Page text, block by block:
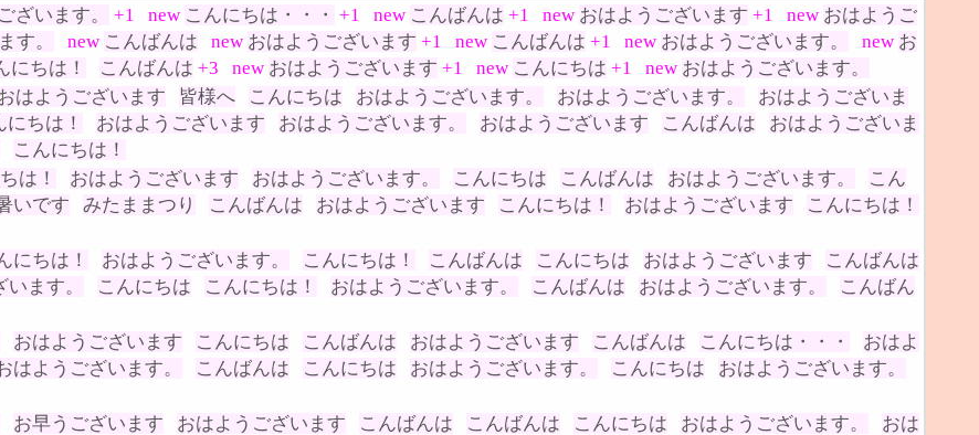
ざいます。 +1 new こんにちは・・・ +1 new こんばんは +1 new おはようございます +1 new おはようご
す。 new こんばんは new おはようございます +1 new こんばんは +1 new おはようございます。 new お
にちは！ こんばんは +3 new おはようございます +1 new こんにちは +1 new おはようございます。
はようございます 皆様へ こんにちは おはようございます。 おはようございます。
おはようございま
にちは！ おはようございます おはようございます。 おはようございます こんばんは
おはようございま
こんにちは！
は！ おはようございます おはようございます。 こんにちは こんばんは おはようございます。
こん
いです みたままつり こんばんは おはようございます こんにちは！ おはようございます
こんにちは！
にちは！ おはようございます。 こんにちは！ こんばんは こんにちは おはようございます
こんばんは
ます。 こんにちは こんにちは！ おはようございます。 こんばんは おはようございます。
こんばん
おはようございます こんにちは こんばんは おはようございます こんばんは こんにちは・・・
おはよ
はようございます。 こんばんは こんにちは おはようございます。 こんにちは
おはようございます。
お早うございます おはようございます こんばんは こんばんは こんにちは おはようございます。
おは